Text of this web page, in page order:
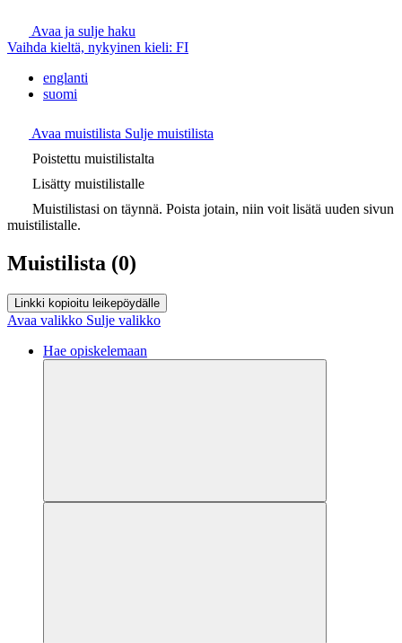
Avaa ja sulje haku
Vaihda kieltä, nykyinen kieli: FI
englanti
suomi
Avaa muistilista Sulje muistilista
Poistettu muistilistalta
Lisätty muistilistalle
Muistilistasi on täynnä. Poista jotain, niin voit lisätä uuden sivun
muistilistalle.
Muistilista (0)
Linkki kopioitu leikepöydälle
Avaa valikko Sulje valikko
Hae opiskelemaan